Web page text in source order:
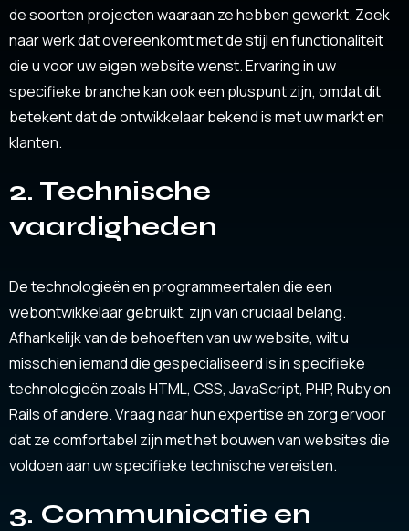
de soorten projecten waaraan ze hebben gewerkt. Zoek
naar werk dat overeenkomt met de stijl en functionaliteit
die u voor uw eigen website wenst. Ervaring in uw
specifieke branche kan ook een pluspunt zijn, omdat dit
betekent dat de ontwikkelaar bekend is met uw markt en
klanten.
2. Technische
vaardigheden
De technologieën en programmeertalen die een
webontwikkelaar gebruikt, zijn van cruciaal belang.
Afhankelijk van de behoeften van uw website, wilt u
misschien iemand die gespecialiseerd is in specifieke
technologieën zoals HTML, CSS, JavaScript, PHP, Ruby on
Rails of andere. Vraag naar hun expertise en zorg ervoor
dat ze comfortabel zijn met het bouwen van websites die
voldoen aan uw specifieke technische vereisten.
3. Communicatie en